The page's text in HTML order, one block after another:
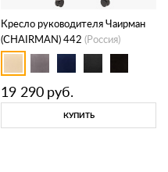
Кресло руководителя Чаирман
(CHAIRMAN) 442 (Россия)
19 290 руб.
КУПИТЬ